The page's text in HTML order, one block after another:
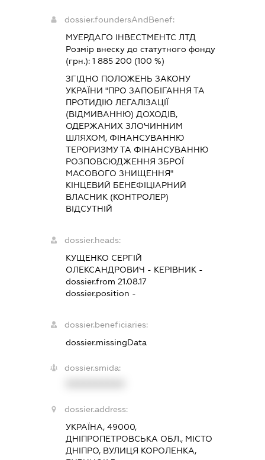
dossier.foundersAndBenef:
МУЕРДАГО ІНВЕСТМЕНТС ЛТД
Розмір внеску до статутного фонду
(грн.): 1 885 200 (100 %)
ЗГІДНО ПОЛОЖЕНЬ ЗАКОНУ
УКРАЇНИ "ПРО ЗАПОБІГАННЯ ТА
ПРОТИДІЮ ЛЕГАЛІЗАЦІЇ
(ВІДМИВАННЮ) ДОХОДІВ,
ОДЕРЖАНИХ ЗЛОЧИННИМ
ШЛЯХОМ, ФІНАНСУВАННЮ
ТЕРОРИЗМУ ТА ФІНАНСУВАННЮ
РОЗПОВСЮДЖЕННЯ ЗБРОЇ
МАСОВОГО ЗНИЩЕННЯ"
КІНЦЕВИЙ БЕНЕФІЦІАРНИЙ
ВЛАСНИК (КОНТРОЛЕР)
ВІДСУТНІЙ
dossier.heads:
КУЩЕНКО СЕРГІЙ
ОЛЕКСАНДРОВИЧ - КЕРІВНИК -
dossier.from 21.08.17
dossier.position -
dossier.beneficiaries:
dossier.missingData
dossier.smida:
dossier.address:
УКРАЇНА, 49000,
ДНІПРОПЕТРОВСЬКА ОБЛ., МІСТО
ДНІПРО, ВУЛИЦЯ КОРОЛЕНКА,